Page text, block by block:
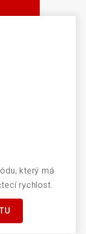
který má
rychlost.